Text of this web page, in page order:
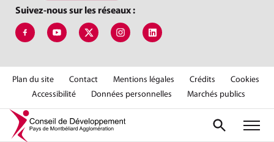
Suivez-nous sur les réseaux :
Suivez-nous sur Facebook, Codev Pma Jer
Suivez-nous sur Youtube, Conseil de Développement
Suivez-nous sur X, Codev Montbéliard
Suivez-nous sur Instagram, codev_pma
Suivez-nous sur LinkedIn,
Plan du site Contact Mentions légales Crédits
Cookies
Accessibilité
Données personnelles Marchés publics